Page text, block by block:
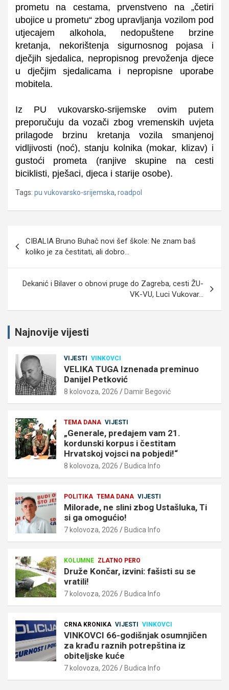
prometu na cestama, prvenstveno na „četiri
ubojice u prometu“ zbog upravljanja vozilom pod
utjecajem alkohola, nedopuštene brzine
kretanja, nekorištenja sigurnosnog pojasa i
dječjih sjedalica, nepropisnog prevoženja djece
u dječjim sjedalicama i nepropisne uporabe
mobitela.
Iz PU vukovarsko-srijemske ovim putem
preporučuju da vozači zbog vremenskih uvjeta
prilagode brzinu kretanja vozila smanjenoj
vidljivosti (noć), stanju kolnika (mokar, klizav) i
gustoći prometa (ranjive skupine na cesti
biciklisti, pješaci, djeca i starije osobe).
Tags: pu vukovarsko-srijemska, roadpol
objava
CIBALIA Bruno Buhač novi šef škole: Ne znam baš
koliko je za čestitati, ali dobro…
Dekanić i Bilaver o obnovi pruge do Zagreba, cesti ŽU-
VK-VU, Luci Vukovar…
Najnovije vijesti
VIJESTI VINKOVCI
VELIKA TUGA Iznenada preminuo
Danijel Petković
8 kolovoza, 2026 Damir Begović
TEMA DANA VIJESTI
„Generale, predajem vam 21.
kordunski korpus i čestitam
Hrvatskoj vojsci na pobjedi!“
8 kolovoza, 2026 Budica Info
POLITIKA TEMA DANA VIJESTI
Milorade, ne slini zbog Ustašluka, Ti
si ga omogućio!
7 kolovoza, 2026 Budica Info
KOLUMNE ZLATNO PERO
Druže Končar, izvini: fašisti su se
vratili!
7 kolovoza, 2026 Budica Info
CRNA KRONIKA VIJESTI VINKOVCI
VINKOVCI 66-godišnjak osumnjičen
za krađu raznih potrepština iz
obiteljske kuće
7 kolovoza, 2026 Budica Info